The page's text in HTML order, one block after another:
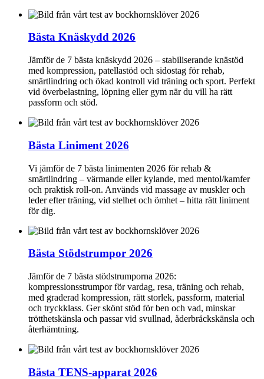
Bästa Knäskydd 2026
Jämför de 7 bästa knäskydd 2026 – stabiliserande knästöd
med kompression, patellastöd och sidostag för rehab,
smärtlindring och ökad kontroll vid träning och sport. Perfekt
vid överbelastning, löpning eller gym när du vill ha rätt
passform och stöd.
Bästa Liniment 2026
Vi jämför de 7 bästa linimenten 2026 för rehab &
smärtlindring – värmande eller kylande, med mentol/kamfer
och praktisk roll-on. Används vid massage av muskler och
leder efter träning, vid stelhet och ömhet – hitta rätt liniment
för dig.
Bästa Stödstrumpor 2026
Jämför de 7 bästa stödstrumporna 2026:
kompressionsstrumpor för vardag, resa, träning och rehab,
med graderad kompression, rätt storlek, passform, material
och tryckklass. Ger skönt stöd för ben och vad, minskar
trötthetskänsla och passar vid svullnad, åderbråckskänsla och
återhämtning.
Bästa TENS-apparat 2026